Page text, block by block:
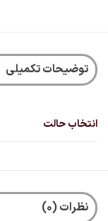
توضیحات تکمیلی
انتخاب حالت
نظرات (0)